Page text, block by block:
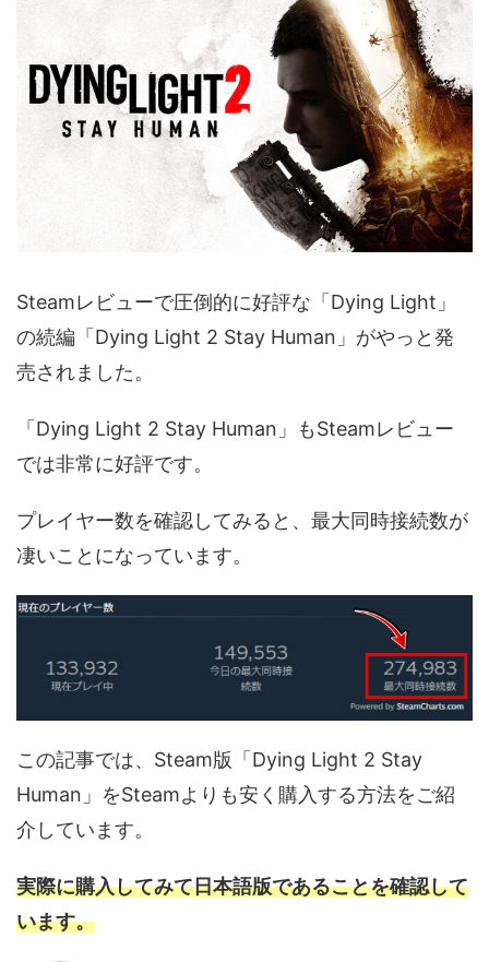
Steamレビューで圧倒的に好評な「Dying Light」
の続編「Dying Light 2 Stay Human」がやっと発
売されました。
「Dying Light 2 Stay Human」もSteamレビュー
では非常に好評です。
プレイヤー数を確認してみると、最大同時接続数が
凄いことになっています。
この記事では、Steam版「Dying Light 2 Stay
Human」をSteamよりも安く購入する方法をご紹
介しています。
実際に購入してみて日本語版であることを確認して
います。